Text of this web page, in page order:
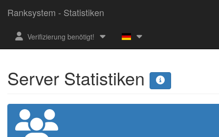
Ranksystem - Statistiken
Verifizierung benötigt!
Server Statistiken